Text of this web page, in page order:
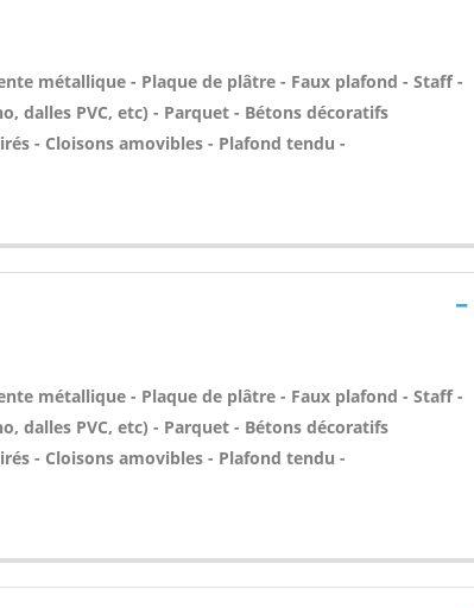
métallique - Plaque de plâtre - Faux plafond - Staff -
dalles PVC, etc) - Parquet - Bétons décoratifs
- Cloisons amovibles - Plafond tendu -
métallique - Plaque de plâtre - Faux plafond - Staff -
dalles PVC, etc) - Parquet - Bétons décoratifs
- Cloisons amovibles - Plafond tendu -